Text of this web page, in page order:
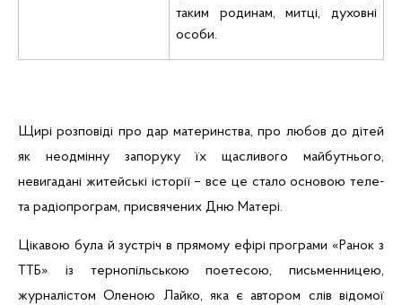
таким родинам, митці, духовні
особи.
Щирі розповіді про дар материнства, про любов до дітей
як неодмінну запоруку їх щасливого майбутнього,
невигадані житейські історії – все це стало основою теле-
та радіопрограм, присвячених Дню Матері.
Цікавою була й зустріч в прямому ефірі програми «Ранок з
ТТБ» із тернопільською поетесою, письменницею,
журналістом Оленою Лайко, яка є автором слів відомої